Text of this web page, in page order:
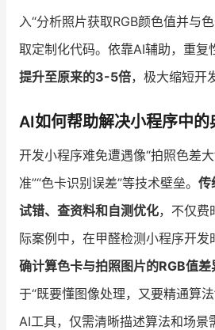
入“分析照片获取RGB颜色值并与
取定制化代码。依靠AI辅助，重复
提升至原来的3-5倍，极大缩短开
AI如何帮助解决小程序中的
开发小程序难免遭遇像“拍照色差
准”“色卡识别误差”等技术壁垒。 传
试错、查资料和自测优化，不仅费
际案例中，在甲醛检测小程序开发
确计算色卡与拍照图片的RGB值差
于“既要懂图像处理，又要精通算
AI工具，仅需清晰描述算法和场景